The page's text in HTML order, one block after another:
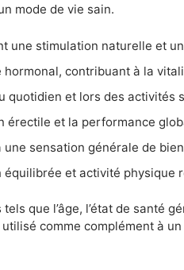
mode de vie sain.
stimulation naturelle et
contribuant à la
quotidien et lors des activités
érectile et la performance
sensation générale de
et activité physique
que l’âge, l’état de santé
comme complément à